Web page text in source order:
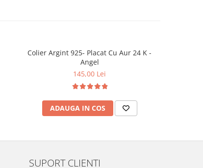
Colier Argint 925- Placat Cu Aur 24 K -
Angel
145,00 Lei
ADAUGA IN COS
SUPORT CLIENTI